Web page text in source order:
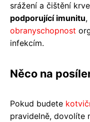
srážení a čištění
podporující imunitu,
obranyschopnost
infekcím.
Něco na
Pokud budete
pravidelně, dovolíte